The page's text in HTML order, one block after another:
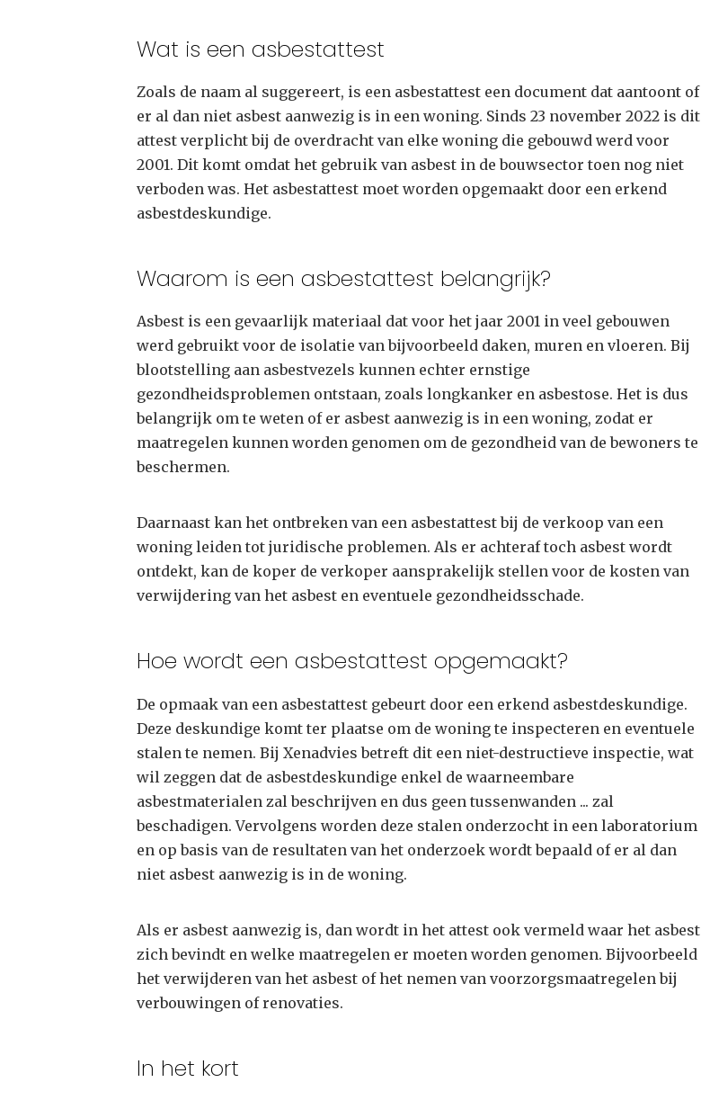
Wat is een asbestattest
Zoals de naam al suggereert, is een asbestattest een document dat aantoont of
er al dan niet asbest aanwezig is in een woning. Sinds 23 november 2022 is dit
attest verplicht bij de overdracht van elke woning die gebouwd werd voor
2001. Dit komt omdat het gebruik van asbest in de bouwsector toen nog niet
verboden was. Het asbestattest moet worden opgemaakt door een erkend
asbestdeskundige.
Waarom is een asbestattest belangrijk?
Asbest is een gevaarlijk materiaal dat voor het jaar 2001 in veel gebouwen
werd gebruikt voor de isolatie van bijvoorbeeld daken, muren en vloeren. Bij
blootstelling aan asbestvezels kunnen echter ernstige
gezondheidsproblemen ontstaan, zoals longkanker en asbestose. Het is dus
belangrijk om te weten of er asbest aanwezig is in een woning, zodat er
maatregelen kunnen worden genomen om de gezondheid van de bewoners te
beschermen.
Daarnaast kan het ontbreken van een asbestattest bij de verkoop van een
woning leiden tot juridische problemen. Als er achteraf toch asbest wordt
ontdekt, kan de koper de verkoper aansprakelijk stellen voor de kosten van
verwijdering van het asbest en eventuele gezondheidsschade.
Hoe wordt een asbestattest opgemaakt?
De opmaak van een asbestattest gebeurt door een erkend asbestdeskundige.
Deze deskundige komt ter plaatse om de woning te inspecteren en eventuele
stalen te nemen. Bij Xenadvies betreft dit een niet-destructieve inspectie, wat
wil zeggen dat de asbestdeskundige enkel de waarneembare
asbestmaterialen zal beschrijven en dus geen tussenwanden ... zal
beschadigen. Vervolgens worden deze stalen onderzocht in een laboratorium
en op basis van de resultaten van het onderzoek wordt bepaald of er al dan
niet asbest aanwezig is in de woning.
Als er asbest aanwezig is, dan wordt in het attest ook vermeld waar het asbest
zich bevindt en welke maatregelen er moeten worden genomen. Bijvoorbeeld
het verwijderen van het asbest of het nemen van voorzorgsmaatregelen bij
verbouwingen of renovaties.
In het kort